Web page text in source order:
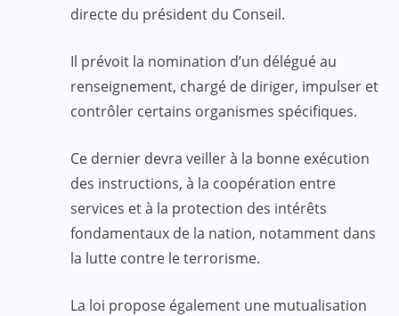
directe du président du Conseil.
Il prévoit la nomination d’un délégué au
renseignement, chargé de diriger, impulser et
contrôler certains organismes spécifiques.
Ce dernier devra veiller à la bonne exécution
des instructions, à la coopération entre
services et à la protection des intérêts
fondamentaux de la nation, notamment dans
la lutte contre le terrorisme.
La loi propose également une mutualisation